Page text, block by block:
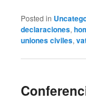
Posted in
declaraciones,
uniones civiles,